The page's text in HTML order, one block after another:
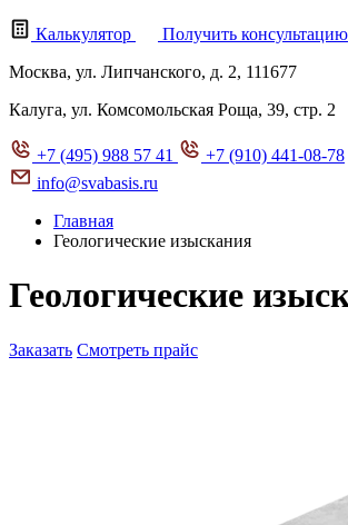
Калькулятор
Получить консультацию
Москва, ул. Липчанского, д. 2, 111677
Калуга, ул. Комсомольская Роща, 39, стр. 2
+7 (495) 988 57 41
+7 (910) 441-08-78
info@svabasis.ru
Главная
Геологические изыскания
Геологические
Заказать Смотреть прайс